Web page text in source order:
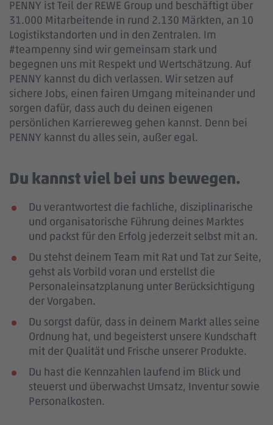
PENNY ist Teil der REWE Group und beschäftigt über
31.000 Mitarbeitende in rund 2.130 Märkten, an 10
Logistikstandorten und in den Zentralen. Im
#teampenny sind wir gemeinsam stark und
begegnen uns mit Respekt und Wertschätzung. Auf
PENNY kannst du dich verlassen. Wir setzen auf
sichere Jobs, einen fairen Umgang miteinander und
sorgen dafür, dass auch du deinen eigenen
persönlichen Karriereweg gehen kannst. Denn bei
PENNY kannst du alles sein, außer egal.
Du kannst viel bei uns bewegen.
Du verantwortest die fachliche, disziplinarische
und organisatorische Führung deines Marktes
und packst für den Erfolg jederzeit selbst mit an.
Du stehst deinem Team mit Rat und Tat zur Seite,
gehst als Vorbild voran und erstellst die
Personaleinsatzplanung unter Berücksichtigung
der Vorgaben.
Du sorgst dafür, dass in deinem Markt alles seine
Ordnung hat, und begeisterst unsere Kundschaft
mit der Qualität und Frische unserer Produkte.
Du hast die Kennzahlen laufend im Blick und
steuerst und überwachst Umsatz, Inventur sowie
Personalkosten.